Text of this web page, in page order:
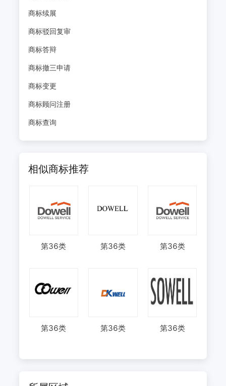
商标续展
商标驳回复审
商标答辩
商标撤三申请
商标变更
商标顾问注册
商标查询
相似商标推荐
第36类 第36类 第36类
第36类 第36类 第36类